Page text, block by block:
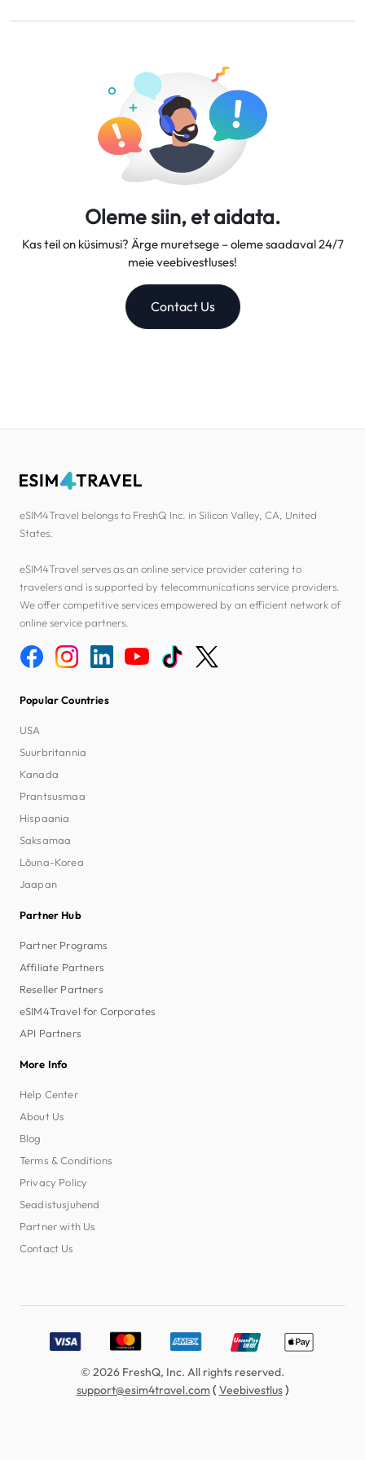
Oleme siin, et aidata.
Kas teil on küsimusi? Ärge muretsege – oleme saadaval 24/7
meie veebivestluses!
Contact Us
eSIM4Travel belongs to FreshQ Inc. in Silicon Valley, CA, United
States.
eSIM4Travel serves as an online service provider catering to
travelers and is supported by telecommunications service providers.
We offer competitive services empowered by an efficient network of
online service partners.
Popular Countries
USA
Suurbritannia
Kanada
Prantsusmaa
Hispaania
Saksamaa
Lõuna-Korea
Jaapan
Partner Hub
Partner Programs
Affiliate Partners
Reseller Partners
eSIM4Travel for Corporates
API Partners
More Info
Help Center
About Us
Blog
Terms & Conditions
Privacy Policy
Seadistusjuhend
Partner with Us
Contact Us
Accepted payment methods: Visa, MasterCard, American
© 2026 FreshQ, Inc. All rights reserved.
support@esim4travel.com( Veebivestlus)